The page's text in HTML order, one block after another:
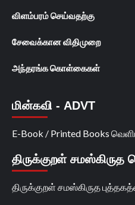
விளம்பரம் செய்வதற்கு
சேவைக்கான விதிமுறை
அந்தரங்க கொள்கைகள்
மின்கவி - ADVT
E-Book / Printed Books
திருக்குறள் சமஸ்கிருத
திருக்குறள் சமஸ்கிருத